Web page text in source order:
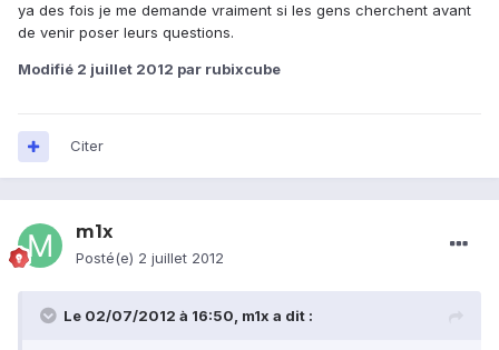
ya des fois je me demande vraiment si les gens cherchent avant
de venir poser leurs questions.
Modifié 2 juillet 2012 par rubixcube
Citer
m1x
Posté(e) 2 juillet 2012
Le 02/07/2012 à 16:50, m1x a dit :